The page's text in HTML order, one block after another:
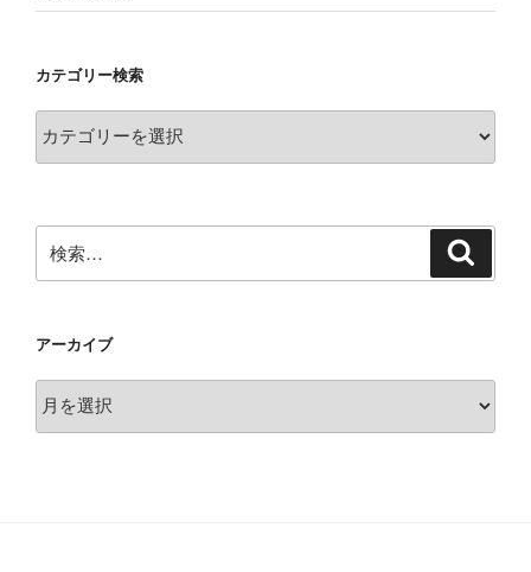
カテゴリー検索
テ
検
索:
アーカイブ
ー